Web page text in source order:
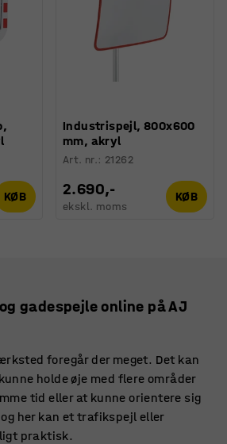
KØB
Industrispejl, 800x600
mm, akryl
Art. nr.: 21262
2.690,-
ekskl. moms
KØB
gadespejle online på AJ
foregår der meget. Det kan
holde øje med flere områder
tid eller at kunne orientere sig
her kan et trafikspejl eller
praktisk.